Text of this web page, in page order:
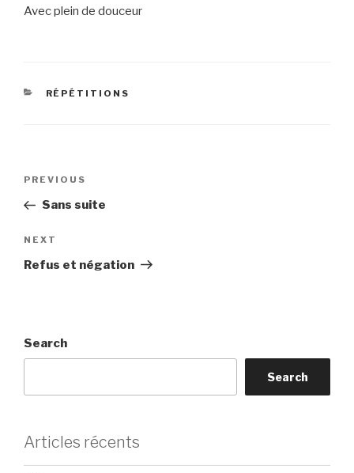
Avec plein de douceur
CATEGORIES
RÉPÉTITIONS
Previous
Post
PREVIOUS
Sans suite
Next
Post
NEXT
Refus et négation
Search
Search
Articles récents